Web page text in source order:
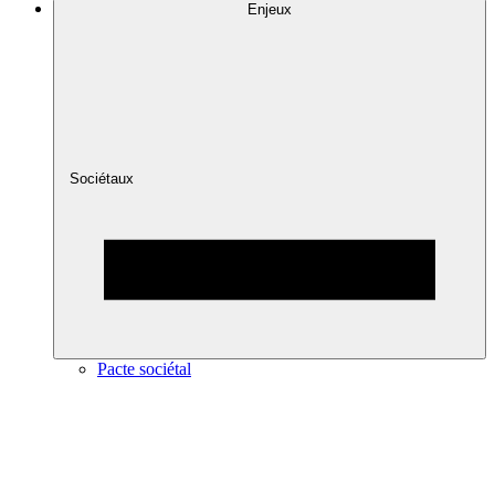
Enjeux
Sociétaux
Pacte sociétal